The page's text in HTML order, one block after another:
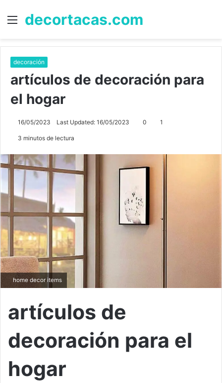
Menú
decortacas.com
decoración
artículos de decoración para
el hogar
16/05/2023 Last Updated: 16/05/2023 0 1
3 minutos de lectura
home decor items
artículos de
decoración para el
hogar